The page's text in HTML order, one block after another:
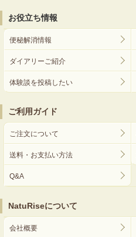
お役立ち情報
便秘解消情報
ダイアリーご紹介
体験談を投稿したい
ご利用ガイド
ご注文について
送料・お支払い方法
Q&A
NatuRiseについて
会社概要